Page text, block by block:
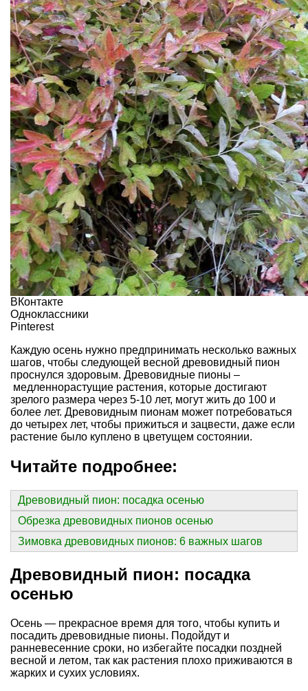
ВКонтакте
Одноклассники
Pinterest
Каждую осень нужно предпринимать несколько важных
шагов, чтобы следующей весной древовидный пион
проснулся здоровым. Древовидные пионы –
медленнорастущие растения, которые достигают
зрелого размера через 5-10 лет, могут жить до 100 и
более лет. Древовидным пионам может потребоваться
до четырех лет, чтобы прижиться и зацвести, даже если
растение было куплено в цветущем состоянии.
Читайте подробнее:
Древовидный пион: посадка осенью
Обрезка древовидных пионов осенью
Зимовка древовидных пионов: 6 важных шагов
Древовидный пион: посадка
осенью
Осень — прекрасное время для того, чтобы купить и
посадить древовидные пионы. Подойдут и
ранневесенние сроки, но избегайте посадки поздней
весной и летом, так как растения плохо приживаются в
жарких и сухих условиях.